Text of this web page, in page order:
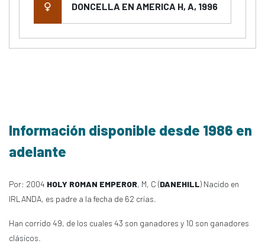
DONCELLA EN AMERICA H, A, 1996
Información disponible desde 1986 en
adelante
Por: 2004 HOLY ROMAN EMPEROR, M, C (DANEHILL) Nacido en
IRLANDA, es padre a la fecha de 62 crías.
Han corrido 49, de los cuales 43 son ganadores y 10 son ganadores
clásicos.